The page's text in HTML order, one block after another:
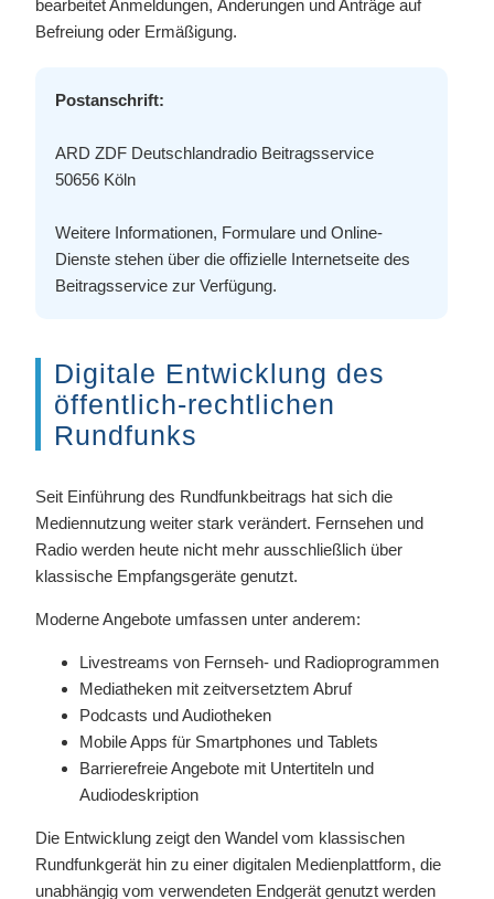
bearbeitet Anmeldungen, Änderungen und Anträge auf
Befreiung oder Ermäßigung.
Postanschrift:
ARD ZDF Deutschlandradio Beitragsservice
50656 Köln
Weitere Informationen, Formulare und Online-
Dienste stehen über die offizielle Internetseite des
Beitragsservice zur Verfügung.
Digitale Entwicklung des
öffentlich-rechtlichen
Rundfunks
Seit Einführung des Rundfunkbeitrags hat sich die
Mediennutzung weiter stark verändert. Fernsehen und
Radio werden heute nicht mehr ausschließlich über
klassische Empfangsgeräte genutzt.
Moderne Angebote umfassen unter anderem:
Livestreams von Fernseh- und Radioprogrammen
Mediatheken mit zeitversetztem Abruf
Podcasts und Audiotheken
Mobile Apps für Smartphones und Tablets
Barrierefreie Angebote mit Untertiteln und
Audiodeskription
Die Entwicklung zeigt den Wandel vom klassischen
Rundfunkgerät hin zu einer digitalen Medienplattform, die
unabhängig vom verwendeten Endgerät genutzt werden